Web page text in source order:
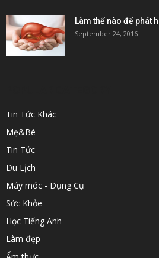
Làm thế nào để phát
September 24, 2016
Tin Tức Khác
Mẹ&Bé
Tin Tức
Du Lịch
Máy móc - Dụng Cụ
Sức Khỏe
Học Tiếng Anh
Làm đẹp